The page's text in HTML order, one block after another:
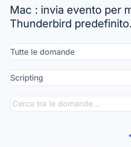
Mac : invia evento per
Thunderbird predefinito.